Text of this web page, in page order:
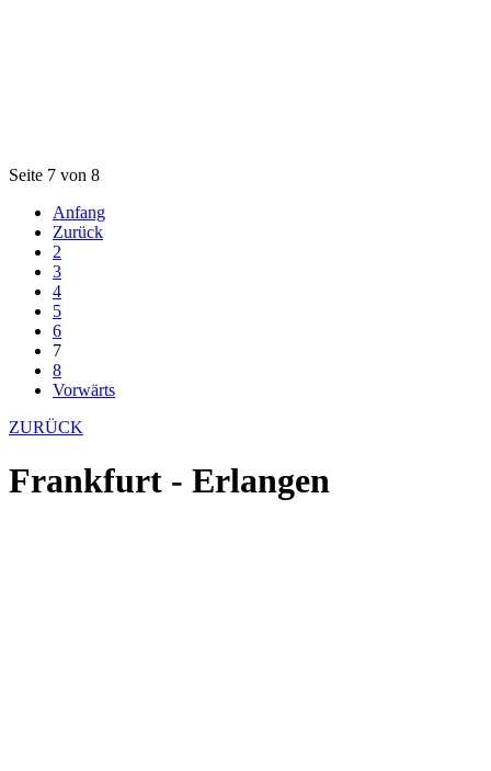
Seite 7 von 8
Anfang
Zurück
2
3
4
5
6
7
8
Vorwärts
ZURÜCK
Frankfurt - Erlangen